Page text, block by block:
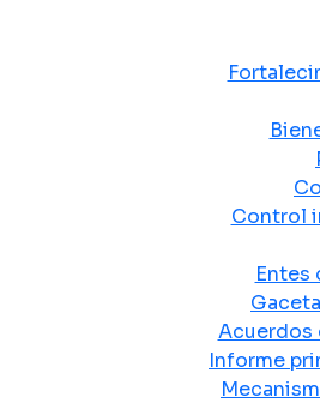
Control
Entes
Informe